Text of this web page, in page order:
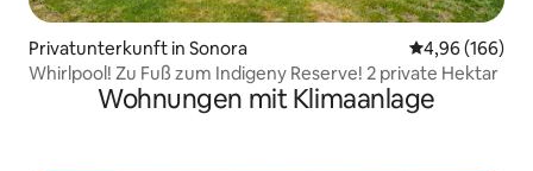
Privatunterkunft in Sonora
4,96 (166)
Whirlpool! Zu Fuß zum Indigeny Reserve! 2 private Hektar
Wohnungen mit Klimaanlage